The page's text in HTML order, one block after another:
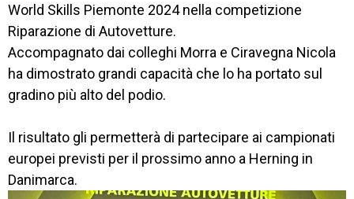
IL
CENTRO
PROGETTO
EDUCATIVO
ORIENTAMENTO
QUALITÀ
E
ACCREDITAMENTO
World Skills Piemonte 2024 nella competizione
Riparazione di Autovetture.
Accompagnato dai colleghi Morra e Ciravegna Nicola
ha dimostrato grandi capacità che lo ha portato sul
gradino più alto del podio.
Il risultato gli permetterà di partecipare ai campionati
europei previsti per il prossimo anno a Herning in
Danimarca.